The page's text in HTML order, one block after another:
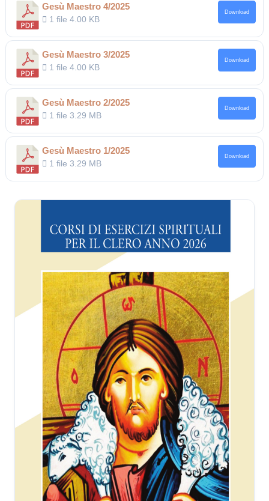
Gesù Maestro 4/2025
1 file4.00 KB
Download
Gesù Maestro 3/2025
1 file4.00 KB
Download
Gesù Maestro 2/2025
1 file3.29 MB
Download
Gesù Maestro 1/2025
1 file3.29 MB
Download